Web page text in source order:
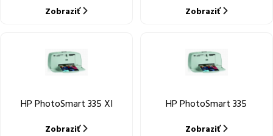
Zobraziť Zobraziť
HP PhotoSmart 335 XI
Zobraziť
HP PhotoSmart 335
Zobraziť